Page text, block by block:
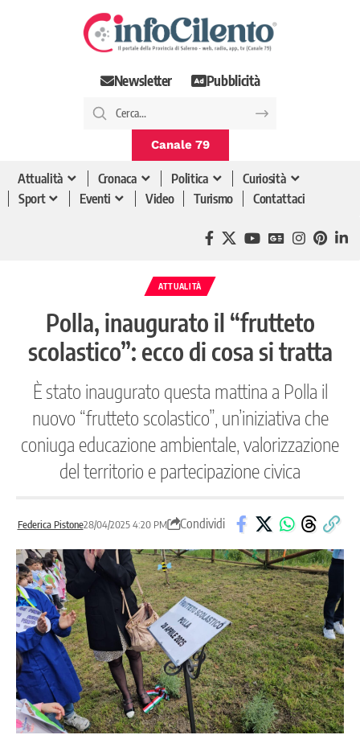
Newsletter Pubblicità
Canale 79
Attualità Cronaca Politica
Curiosità
Sport
Eventi Video Turismo Contattaci
ATTUALITÀ
Polla, inaugurato il “frutteto
scolastico”: ecco di cosa si tratta
È stato inaugurato questa mattina a Polla il
nuovo “frutteto scolastico”, un’iniziativa che
coniuga educazione ambientale, valorizzazione
del territorio e partecipazione civica
Federica Pistone28/04/2025 4:20 PM Condividi